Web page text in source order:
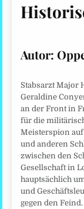
Autor:
Stabsarzt Major
Geraldine
an der Front in
für die
Meisterspion
und anderen
zwischen den
Gesellschaft in
hauptsächlich
und
gegen den Feind.